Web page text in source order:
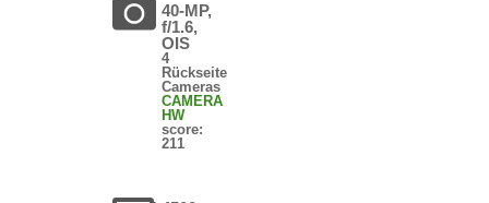
40-MP,
f/1.6,
OIS
4
Rückseite
Cameras
CAMERA
HW
score:
211